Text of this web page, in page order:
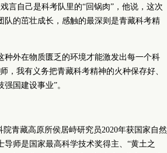
言自己是科考队里的“回锅肉”，他说，这次
的茁壮成长，感触的最深则是青藏科考精
外在物质匮乏的环境才能激发出每一个科
，我有义务把青藏科考精神的火种保存好、
国建设事业”。
院青藏高原所侯居峙研究员2020年获国家自然
师是国家最高科学技术奖得主、“黄土之